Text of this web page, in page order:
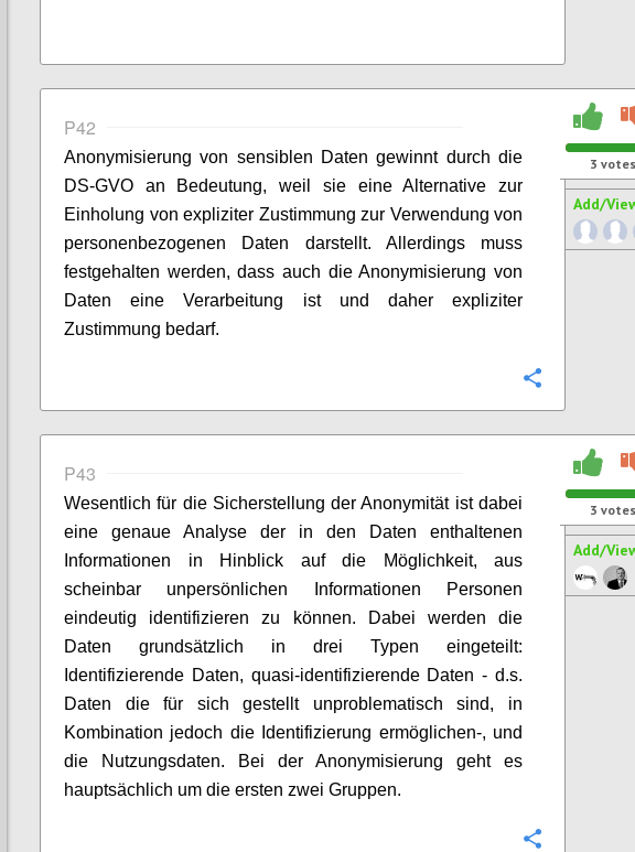
P42
Anonymisierung von sensiblen Daten gewinnt durch die
DS-GVO an Bedeutung, weil sie eine Alternative zur
Einholung von expliziter Zustimmung zur Verwendung von
personenbezogenen Daten darstellt. Allerdings muss
festgehalten werden, dass auch die Anonymisierung von
Daten eine Verarbeitung ist und daher expliziter
Zustimmung bedarf.
3 votes
Add/
P43
Wesentlich für die Sicherstellung der Anonymität ist dabei
eine genaue Analyse der in den Daten enthaltenen
Informationen in Hinblick auf die Möglichkeit, aus
scheinbar unpersönlichen Informationen Personen
eindeutig identifizieren zu können. Dabei werden die
Daten grundsätzlich in drei Typen eingeteilt:
Identifizierende Daten, quasi-identifizierende Daten - d.s.
Daten die für sich gestellt unproblematisch sind, in
Kombination jedoch die Identifizierung ermöglichen-, und
die Nutzungsdaten. Bei der Anonymisierung geht es
hauptsächlich um die ersten zwei Gruppen.
3 votes
Add/